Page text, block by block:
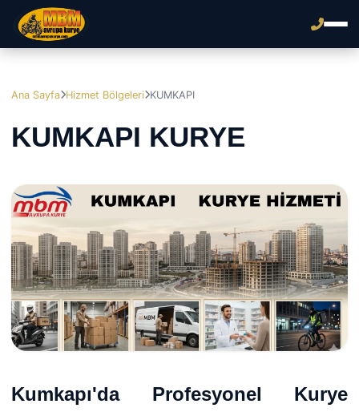
Ana Sayfa Hizmet Bölgeleri KUMKAPI
KUMKAPI KURYE
Kumkapı'da Profesyonel Kurye